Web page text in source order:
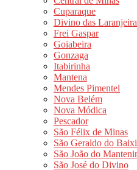
Cuparaque
Divino das
Frei Gaspar
Goiabeira
Gonzaga
Itabirinha
Mantena
Mendes Pimentel
Nova Belém
Nova Módica
Pescador
São Félix de Minas
São Geraldo do
São João do
São José do Divino